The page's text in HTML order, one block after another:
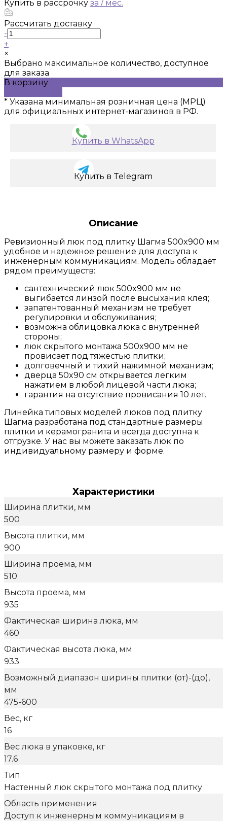
Купить в рассрочку за / мес.
Рассчитать доставку
-
+
×
Выбрано максимальное количество, доступное
для заказа
В корзину
* Указана минимальная розничная цена (МРЦ)
для официальных интернет-магазинов в РФ.
Купить в WhatsApp
Купить в Telegram
Описание
Ревизионный люк под плитку Шагма 500x900 мм
удобное и надежное решение для доступа к
инженерным коммуникациям. Модель обладает
рядом преимуществ:
сантехнический люк 500x900 мм не
выгибается линзой после высыхания клея;
запатентованный механизм не требует
регулировки и обслуживания;
возможна облицовка люка с внутренней
стороны;
люк скрытого монтажа 500x900 мм не
провисает под тяжестью плитки;
долговечный и тихий нажимной механизм;
дверца 50x90 см открывается легким
нажатием в любой лицевой части люка;
гарантия на отсутствие провисания 10 лет.
Линейка типовых моделей люков под плитку
Шагма разработана под стандартные размеры
плитки и керамогранита и всегда доступна к
отгрузке. У нас вы можете заказать люк по
индивидуальному размеру и форме.
Характеристики
Ширина плитки, мм
500
Высота плитки, мм
900
Ширина проема, мм
510
Высота проема, мм
935
Фактическая ширина люка, мм
460
Фактическая высота люка, мм
933
Возможный диапазон ширины плитки (от)-(до),
мм
475-600
Вес, кг
16
Вес люка в упаковке, кг
17.6
Тип
Настенный люк скрытого монтажа под плитку
Область применения
Доступ к инженерным коммуникациям в